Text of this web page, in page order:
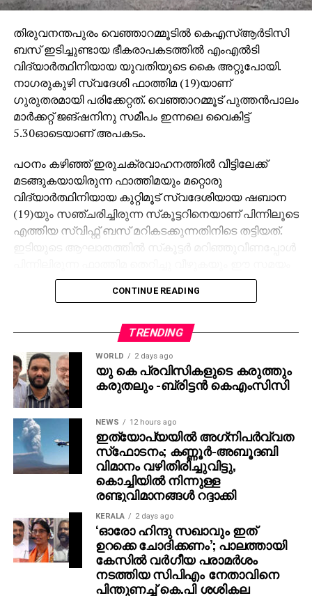
തിരുവനന്തപുരം വെഞ്ഞാറമ്മൂടില്‍ കെഎസ്ആര്‍ടിസി
ബസ് ഇടിച്ചുണ്ടായ ഭീകരാപകടത്തില്‍ എംഎല്‍ടി
വിദ്യാര്‍ത്ഥിനിയായ യുവതിയുടെ കൈ അറ്റുപോയി.
നാഗരുകുഴി സ്വദേശി ഫാത്തിമ (19)യാണ്
ഗുരുതരമായി പരിക്കേറ്റത്. വെഞ്ഞാറമ്മൂട് പുത്തന്‍പാലം
മാര്‍ക്കറ്റ് ജങ്ഷനിനു സമീപം ഇന്നലെ വൈകിട്ട്
5.30ഓടെയാണ് അപകടം.
പഠനം കഴിഞ്ഞ് ഇരുചക്രവാഹനത്തില്‍ വീട്ടിലേക്ക്
മടങ്ങുകയായിരുന്ന ഫാത്തിമയും മറ്റൊരു
വിദ്യാര്‍ത്ഥിനിയായ കുറ്റിമൂട് സ്വദേശിയായ ഷബാന
(19)യും സഞ്ചരിച്ചിരുന്ന സ്‌കൂട്ടറിനെയാണ് പിന്നിലൂടെ
എത്തിയ സ്വിഫ്റ്റ് ബസ് മറികടക്കുന്നതിനിടെ തട്ടിയത്.
ഇടിയുടെ ആഘാതത്തില്‍ സ്‌കൂട്ടര്‍ മറിഞ്ഞുവീണപ്പോള്‍
കൈയിലൂടെ ബസ് കയറിയിറങ്ങുകയും ചെയ്തു.
ഇരുവരെയും തിരുവനന്തപുരത്തെ സ്വകാര്യ
ആശുപത്രിയില്‍ പ്രവേശിപ്പിച്ചു. ഫാത്തിമയുടെ കൈ
തുന്നിച്ചേര്‍ക്കുന്നതിനായി പിന്നീട് ഒരു മള്‍ട്ടി
സ്‌പെഷ്യാലിറ്റി ആശുപത്രിയിലേക്ക് മാറ്റി. ഷബാനക്കും
പരിക്കുകളുണ്ട്.
ഇരുവരും വെഞ്ഞാറമ്മൂടിലെ സ്വകാര്യ മെഡിക്കല്‍
സ്ഥാപനത്തിലെ എംഎല്‍ടി വിദ്യാര്‍ത്ഥിനികളാണ്.
CONTINUE READING
TRENDING
WORLD 2 days ago
യു കെ പ്രവിസികളുടെ കരുത്തും
കരുതലും -ബ്രിട്ടൻ കെഎംസിസി
NEWS 12 hours ago
ഇത്യോപ്യയില്‍ അഗ്‌നിപര്‍വ്വത
സ്‌ഫോടനം; കണ്ണൂർ-അബൂദബി
വിമാനം വഴിതിരിച്ചുവിട്ടു,
കൊച്ചിയിൽ നിന്നുള്ള
രണ്ടുവിമാനങ്ങൾ റദ്ദാക്കി
KERALA 2 days ago
‘ഓരോ ഹിന്ദു സഖാവും ഇത്
ഉറക്കെ ചോദിക്കണം’; പാലത്തായി
കേസിൽ വർഗീയ പരാമർശം
നടത്തിയ സിപിഎം നേതാവിനെ
പിന്തുണച്ച് കെ.പി ശശികല